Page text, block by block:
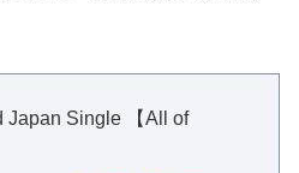
Japan Single 【All of